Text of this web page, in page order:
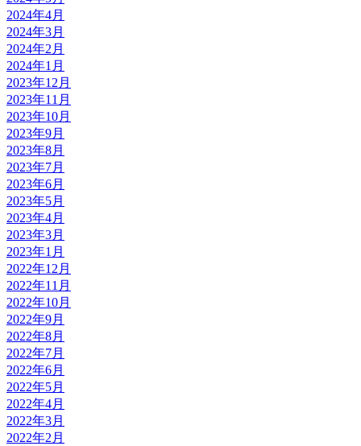
2024年4月
2024年3月
2024年2月
2024年1月
2023年12月
2023年11月
2023年10月
2023年9月
2023年8月
2023年7月
2023年6月
2023年5月
2023年4月
2023年3月
2023年1月
2022年12月
2022年11月
2022年10月
2022年9月
2022年8月
2022年7月
2022年6月
2022年5月
2022年4月
2022年3月
2022年2月